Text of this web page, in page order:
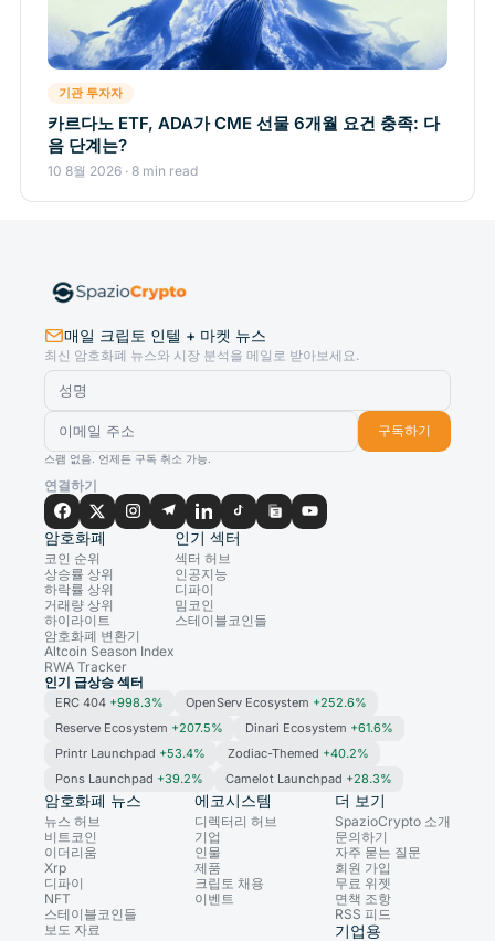
기관 투자자
카르다노 ETF, ADA가 CME 선물 6개월 요건 충족: 다
음 단계는?
10 8월 2026 · 8 min read
매일 크립토 인텔 + 마켓 뉴스
최신 암호화폐 뉴스와 시장 분석을 메일로 받아보세요.
구독하기
스팸 없음. 언제든 구독 취소 가능.
연결하기
암호화폐
코인 순위
상승률 상위
하락률 상위
거래량 상위
하이라이트
암호화폐 변환기
Altcoin Season Index
RWA Tracker
인기 섹터
섹터 허브
인공지능
디파이
밈코인
스테이블코인들
인기 급상승 섹터
ERC 404 +998.3% OpenServ Ecosystem +252.6%
Reserve Ecosystem +207.5% Dinari Ecosystem +61.6%
Printr Launchpad +53.4% Zodiac-Themed +40.2%
Pons Launchpad +39.2% Camelot Launchpad +28.3%
암호화폐 뉴스
뉴스 허브
비트코인
이더리움
Xrp
디파이
NFT
스테이블코인들
보도 자료
에코시스템
디렉터리 허브
기업
인물
제품
크립토 채용
이벤트
더 보기
SpazioCrypto 소개
문의하기
자주 묻는 질문
회원 가입
무료 위젯
면책 조항
RSS 피드
기업용